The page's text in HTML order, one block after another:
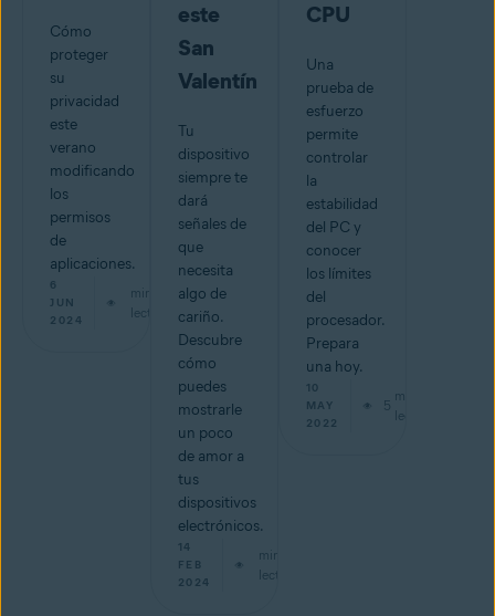
Cómo
proteger
su
privacidad
este
verano
modificando
los
permisos
de
aplicaciones.
6
JUN
2024
min de
lectura
este
San
Valentín
Tu
dispositivo
siempre te
dará
señales de
que
necesita
algo de
cariño.
Descubre
cómo
puedes
mostrarle
un poco
de amor a
tus
dispositivos
electrónicos.
14
FEB
2024
min de
lectura
CPU
Una
prueba de
esfuerzo
permite
controlar
la
estabilidad
del PC y
conocer
los límites
del
procesador.
Prepara
una hoy.
10
MAY
2022
5
min de
lectura